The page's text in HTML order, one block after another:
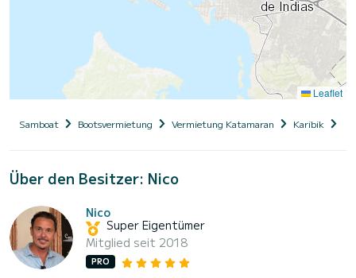
Leaflet
Samboat Bootsvermietung Vermietung Katamaran Karibik
Über den Besitzer: Nico
Nico
Super Eigentümer
Mitglied seit 2018
PRO